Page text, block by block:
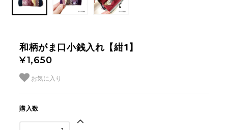
和柄がま口小銭入れ【紺1】
¥1,650
お気に入り
購入数